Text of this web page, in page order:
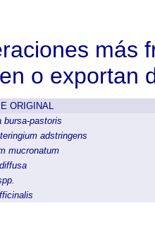
más
o exportan
ORIGINAL
bursa-pastoris
adstringens
mucronatum